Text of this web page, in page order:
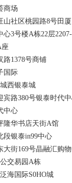
商场
社区桃园路8号田
3号楼A栋22层2207-
1378号商铺
国际
西银泰城
路380号银泰时代
中心
华书店天街A馆
银泰in99中心
街169号晶融汇购
交易园A栋
海国际S0HO城